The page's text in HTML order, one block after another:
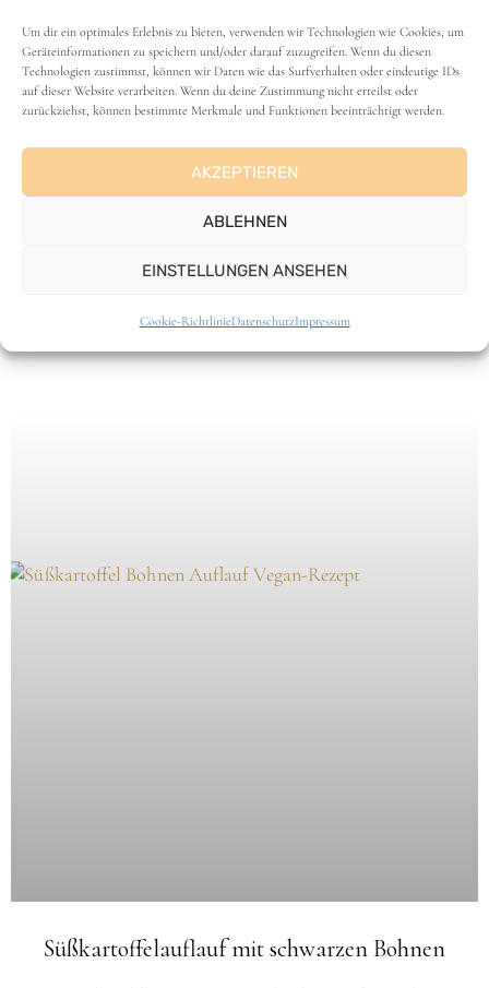
Um dir ein optimales Erlebnis zu bieten, verwenden wir Technologien wie Cookies, um
Geräteinformationen zu speichern und/oder darauf zuzugreifen. Wenn du diesen
Technologien zustimmst, können wir Daten wie das Surfverhalten oder eindeutige IDs
auf dieser Website verarbeiten. Wenn du deine Zustimmung nicht erteilst oder
zurückziehst, können bestimmte Merkmale und Funktionen beeinträchtigt werden.
AKZEPTIEREN
ABLEHNEN
EINSTELLUNGEN ANSEHEN
Cookie-RichtlinieDatenschutzImpressum
auch mal fertige Wrap-Fladen. Heute habe ich
allerdings ein wenig mehr Geduld mitgebracht
und backe sie selbst. Dafür verwende ich
Weizenvollkorn, einfach
Süßkartoffelauflauf mit schwarzen Bohnen